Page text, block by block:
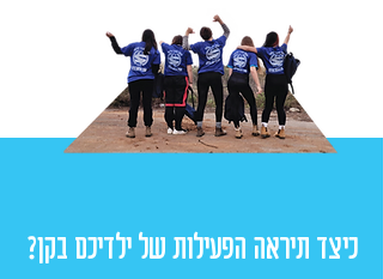
כיצד תיראה הפעילות של ילדיכם בקן?